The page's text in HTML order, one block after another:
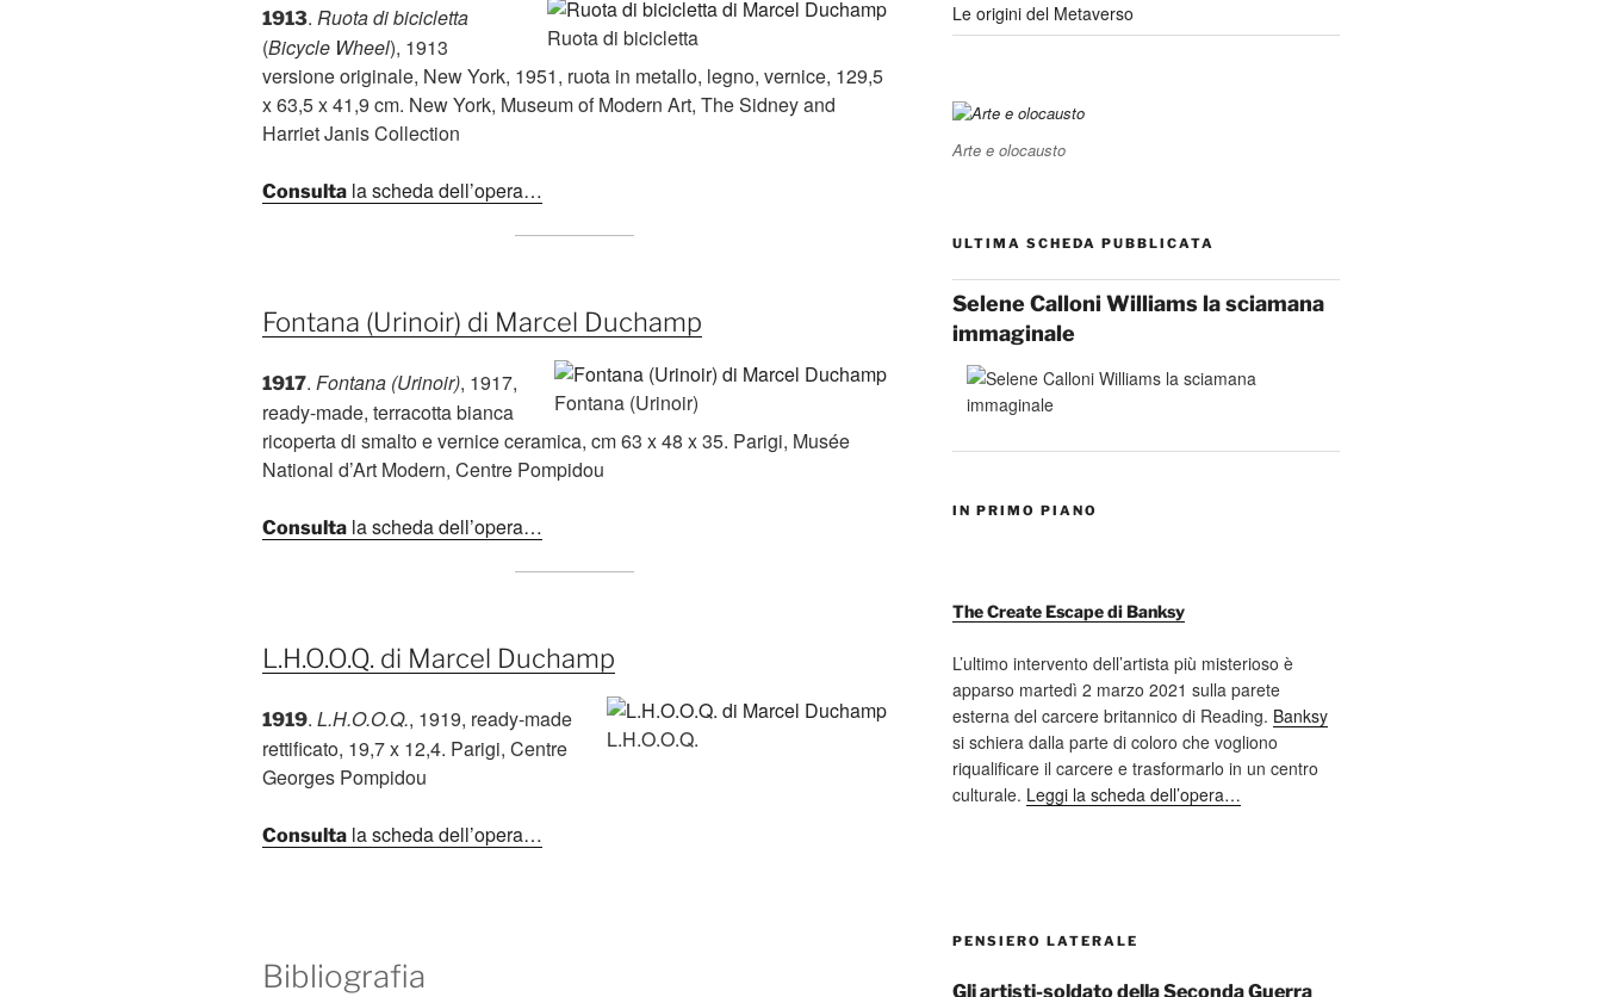
Ruota di bicicletta
1913. Ruota di bicicletta
(Bicycle Wheel), 1913
versione originale, New York, 1951, ruota in metallo, legno, vernice, 129,5
x 63,5 x 41,9 cm. New York, Museum of Modern Art, The Sidney and
Harriet Janis Collection
Consulta la scheda dell’opera…
Fontana (Urinoir) di Marcel Duchamp
Fontana (Urinoir)
1917. Fontana (Urinoir), 1917,
ready-made, terracotta bianca
ricoperta di smalto e vernice ceramica, cm 63 x 48 x 35. Parigi, Musée
National d’Art Modern, Centre Pompidou
Consulta la scheda dell’opera…
L.H.O.O.Q. di Marcel Duchamp
L.H.O.O.Q.
1919. L.H.O.O.Q., 1919, ready-made
rettificato, 19,7 x 12,4. Parigi, Centre
Georges Pompidou
Consulta la scheda dell’opera…
Bibliografia
Le origini del Metaverso
Arte e olocausto
ULTIMA SCHEDA PUBBLICATA
Selene Calloni Williams la sciamana
immaginale
IN PRIMO PIANO
The Create Escape di Banksy
L’ultimo intervento dell’artista più misterioso è
apparso martedì 2 marzo 2021 sulla parete
esterna del carcere britannico di Reading. Banksy
si schiera dalla parte di coloro che vogliono
riqualificare il carcere e trasformarlo in un centro
culturale. Leggi la scheda dell’opera…
PENSIERO LATERALE
Gli artisti-soldato della Seconda Guerra